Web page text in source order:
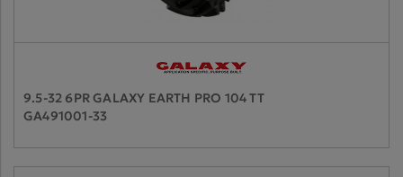
9.5-32 6PR GALAXY EARTH PRO 104 TT
GA491001-33